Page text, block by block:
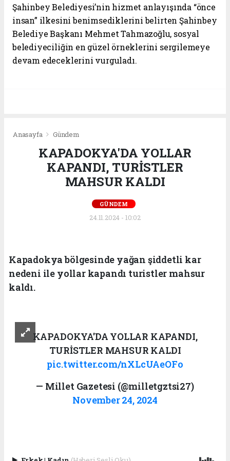
Şahinbey Belediyesi’nin hizmet anlayışında “önce
insan” ilkesini benimsediklerini belirten Şahinbey
Belediye Başkanı Mehmet Tahmazoğlu, sosyal
belediyeciliğin en güzel örneklerini sergilemeye
devam edeceklerini vurguladı.
Anasayfa Gündem
KAPADOKYA'DA YOLLAR
KAPANDI, TURİSTLER
MAHSUR KALDI
GÜNDEM
24.11.2024 - 10:02
Kapadokya bölgesinde yağan şiddetli kar
nedeni ile yollar kapandı turistler mahsur
kaldı.
KAPADOKYA'DA YOLLAR KAPANDI,
TURİSTLER MAHSUR KALDI
pic.twitter.com/nXLcUAeOFo
— Millet Gazetesi (@milletgztsi27)
November 24, 2024